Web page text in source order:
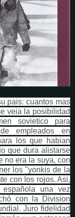
pais: cuantos mas
veia la posibilidad
sovietico para
empleados en
los que habian
que dura alistarse
no era la suya, con
los "yonkis de la
con los rojos. Asi,
una vez
con la Division
Juro fidelidad